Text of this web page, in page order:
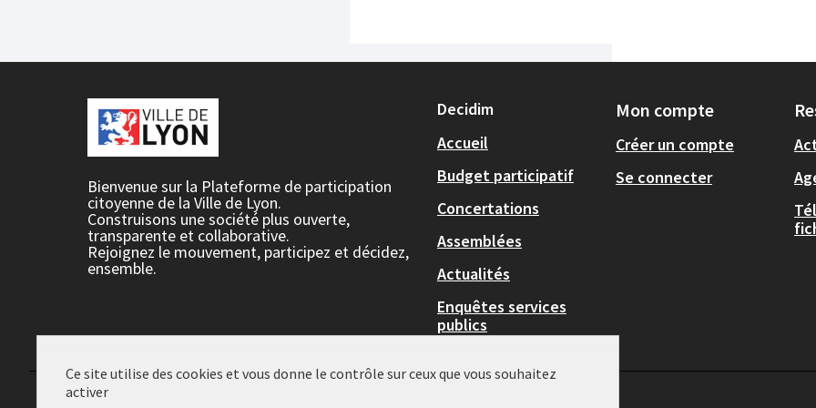
Bienvenue sur la Plateforme de participation
citoyenne de la Ville de Lyon.
Construisons une société plus ouverte,
transparente et collaborative.
Rejoignez le mouvement, participez et décidez,
ensemble.
Decidim
Accueil
Budget participatif
Concertations
Assemblées
Actualités
Enquêtes services
publics
Mon compte
Créer un compte
Se connecter
Ce site utilise des cookies et vous donne le contrôle sur ceux que vous souhaitez
activer